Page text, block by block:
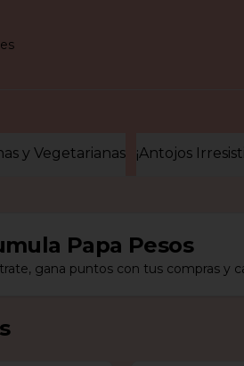
y Vegetarianas ¡Antojos
Papa Pesos
gana puntos con tus compras y